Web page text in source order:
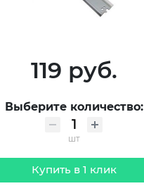
119 руб.
Выберите количество:
шт
Купить в 1 клик